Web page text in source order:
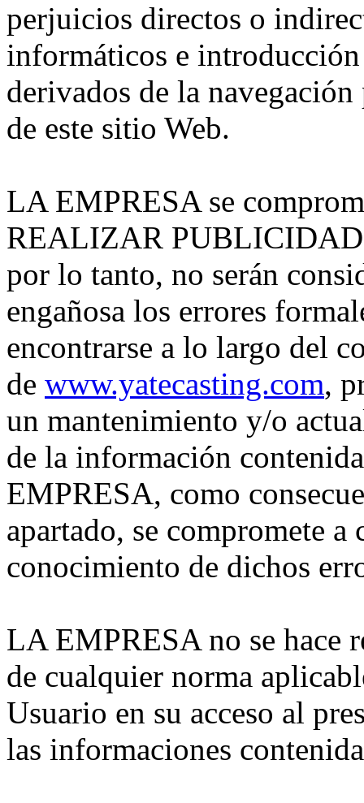
perjuicios directos o
informáticos e
derivados de la
de este sitio Web.
LA EMPRESA se
REALIZAR PUBLICIDAD
por lo tanto, no serán
engañosa los errores
encontrarse a lo largo del
de www.yatecasting.com,
un mantenimiento y/o
de la información
EMPRESA, como
apartado, se compromete
conocimiento de dichos
LA EMPRESA no se hace
de cualquier norma
Usuario en su acceso al
las informaciones